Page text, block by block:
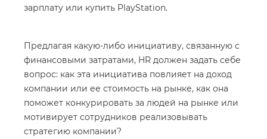
зарплату или купить PlayStation.
Предлагая какую-либо инициативу, связанную с
финансовыми затратами, HR должен задать себе
вопрос: как эта инициатива повлияет на доход
компании или ее стоимость на рынке, как она
поможет конкурировать за людей на рынке или
мотивирует сотрудников реализовывать
стратегию компании?